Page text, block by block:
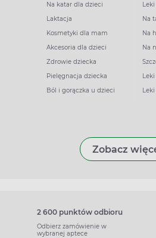
Na katar dla dzieci
Laktacja
Kosmetyki dla mam
Akcesoria dla dzieci
Zdrowie dziecka
Pielęgnacja dziecka
Ból i gorączka u dzieci
Na
Na
Na
Leki
Zobacz
2 600 punktów odbioru
Odbierz zamówienie w
wybranej aptece